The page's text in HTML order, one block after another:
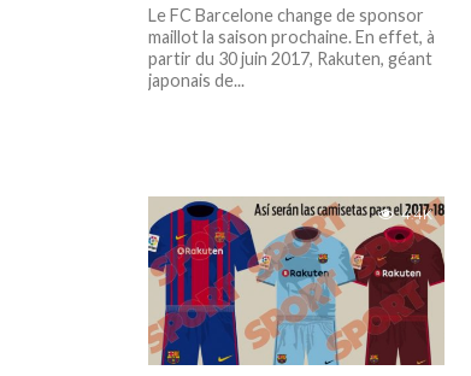
Le FC Barcelone change de sponsor
maillot la saison prochaine. En effet, à
partir du 30 juin 2017, Rakuten, géant
japonais de...
4.4K